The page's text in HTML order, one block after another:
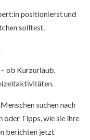
positionierst und
solltest.
– ob Kurzurlaub,
suchen nach
oder Tipps, wie sie ihre
berichten jetzt